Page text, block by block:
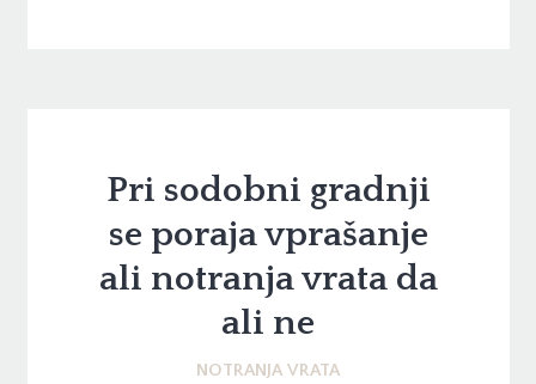
Pri sodobni gradnji
se poraja vprašanje
ali notranja vrata da
ali ne
NOTRANJA VRATA